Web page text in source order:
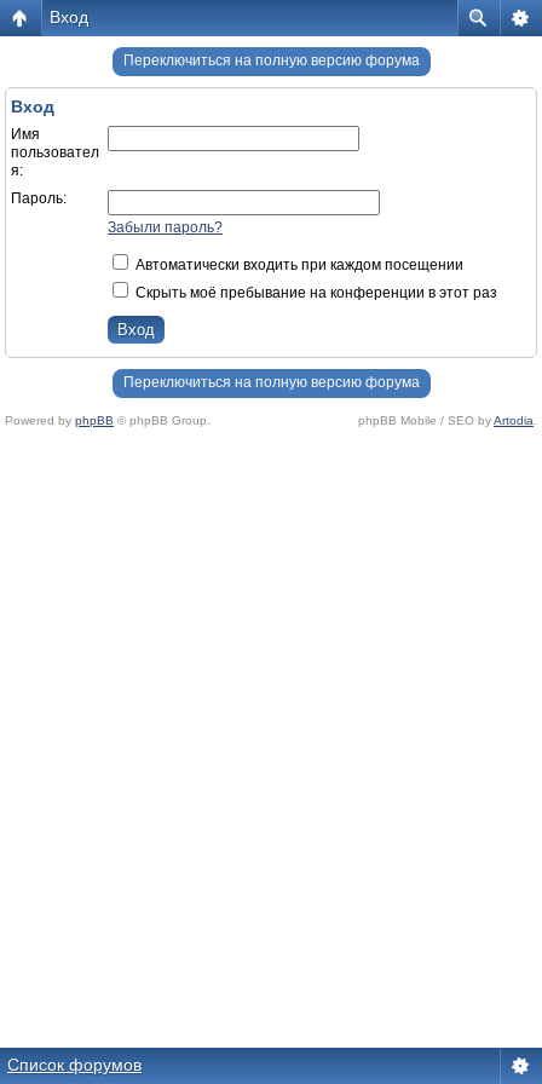
Вход
Переключиться на полную версию форума
Вход
Имя
пользовател
я:
Пароль:
Забыли пароль?
Автоматически входить при каждом посещении
Скрыть моё пребывание на конференции в этот раз
Переключиться на полную версию форума
Powered by phpBB © phpBB Group. phpBB Mobile / SEO byArtodia
Список форумов